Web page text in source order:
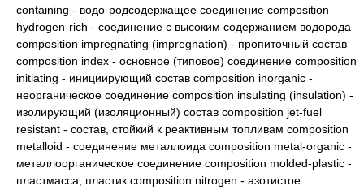
containing - водо-родсодержащее соединение composition
hydrogen-rich - соединение с высоким содержанием водорода
composition impregnating (impregnation) - пропиточный состав
composition index - основное (типовое) соединение composition
initiating - инициирующий состав composition inorganic -
неорганическое соединение composition insulating (insulation) -
изолирующий (изоляционный) состав composition jet-fuel
resistant - состав, стойкий к реактивным топливам composition
metalloid - соединение металлоида composition metal-organic -
металлоорганическое соединение composition molded-plastic -
пластмасса, пластик composition nitrogen - азотистое